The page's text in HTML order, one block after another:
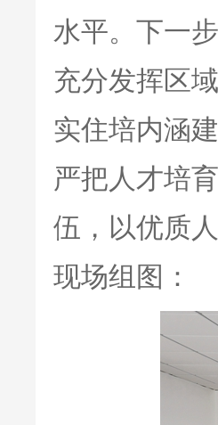
水平。下一
充分发挥区
实住培内涵
严把人才培
伍，以优质
现场组图：